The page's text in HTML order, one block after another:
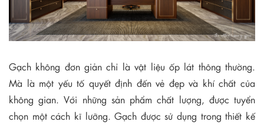
Gạch không đơn giản chỉ là vật liệu ốp lát thông thường.
Mà là một yếu tố quyết định đến vẻ đẹp và khí chất của
không gian. Với những sản phẩm chất lượng, được tuyển
chọn một cách kĩ lưỡng. Gạch được sử dụng trong thiết kế